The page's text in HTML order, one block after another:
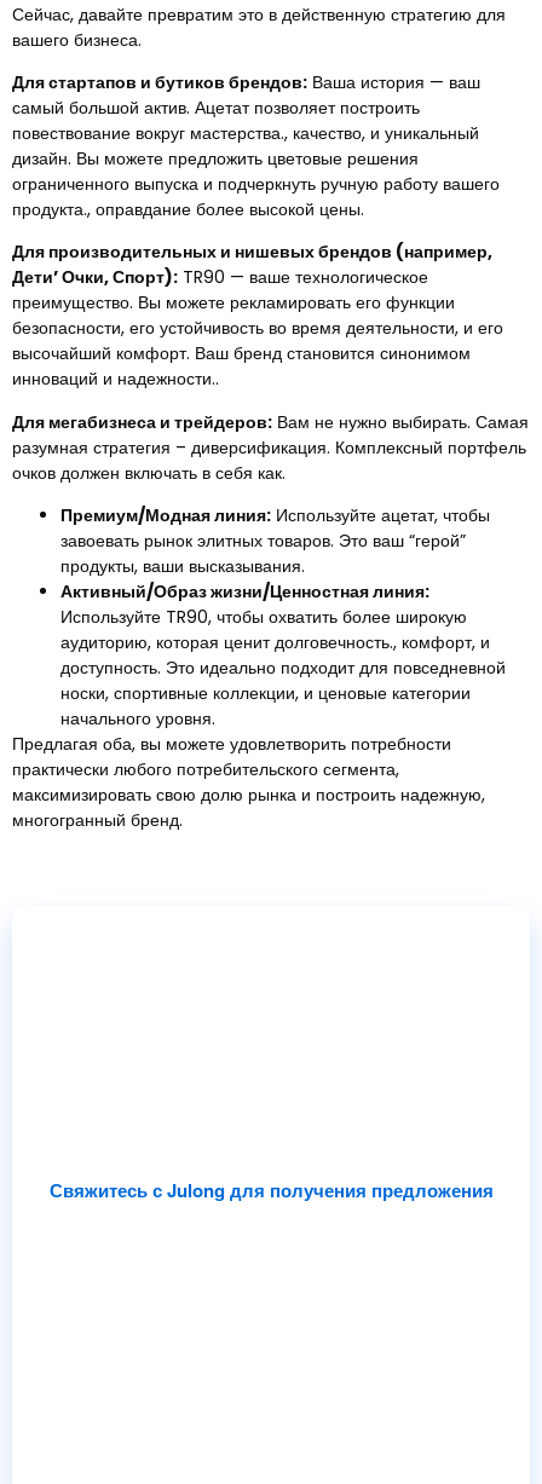
Сейчас, давайте превратим это в действенную стратегию для
вашего бизнеса.
Для стартапов и бутиков брендов: Ваша история — ваш
самый большой актив. Ацетат позволяет построить
повествование вокруг мастерства., качество, и уникальный
дизайн. Вы можете предложить цветовые решения
ограниченного выпуска и подчеркнуть ручную работу вашего
продукта., оправдание более высокой цены.
Для производительных и нишевых брендов (например,
Дети’ Очки, Спорт): TR90 — ваше технологическое
преимущество. Вы можете рекламировать его функции
безопасности, его устойчивость во время деятельности, и его
высочайший комфорт. Ваш бренд становится синонимом
инноваций и надежности..
Для мегабизнеса и трейдеров: Вам не нужно выбирать. Самая
разумная стратегия – диверсификация. Комплексный портфель
очков должен включать в себя как.
Премиум/Модная линия: Используйте ацетат, чтобы
завоевать рынок элитных товаров. Это ваш “герой”
продукты, ваши высказывания.
Активный/Образ жизни/Ценностная линия:
Используйте TR90, чтобы охватить более широкую
аудиторию, которая ценит долговечность., комфорт, и
доступность. Это идеально подходит для повседневной
носки, спортивные коллекции, и ценовые категории
начального уровня.
Предлагая оба, вы можете удовлетворить потребности
практически любого потребительского сегмента,
максимизировать свою долю рынка и построить надежную,
многогранный бренд.
Свяжитесь с Julong для получения предложения